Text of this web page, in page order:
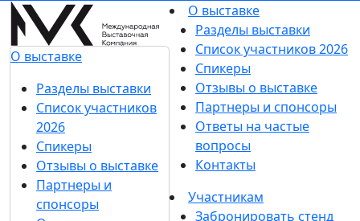
О выставке
Разделы выставки
Список участников
2026
Спикеры
Отзывы о выставке
Партнеры и
спонсоры
О выставке
Разделы выставки
Список участников 2026
Спикеры
Отзывы о выставке
Партнеры и спонсоры
Ответы на частые
вопросы
Контакты
Участникам
Забронировать стенд